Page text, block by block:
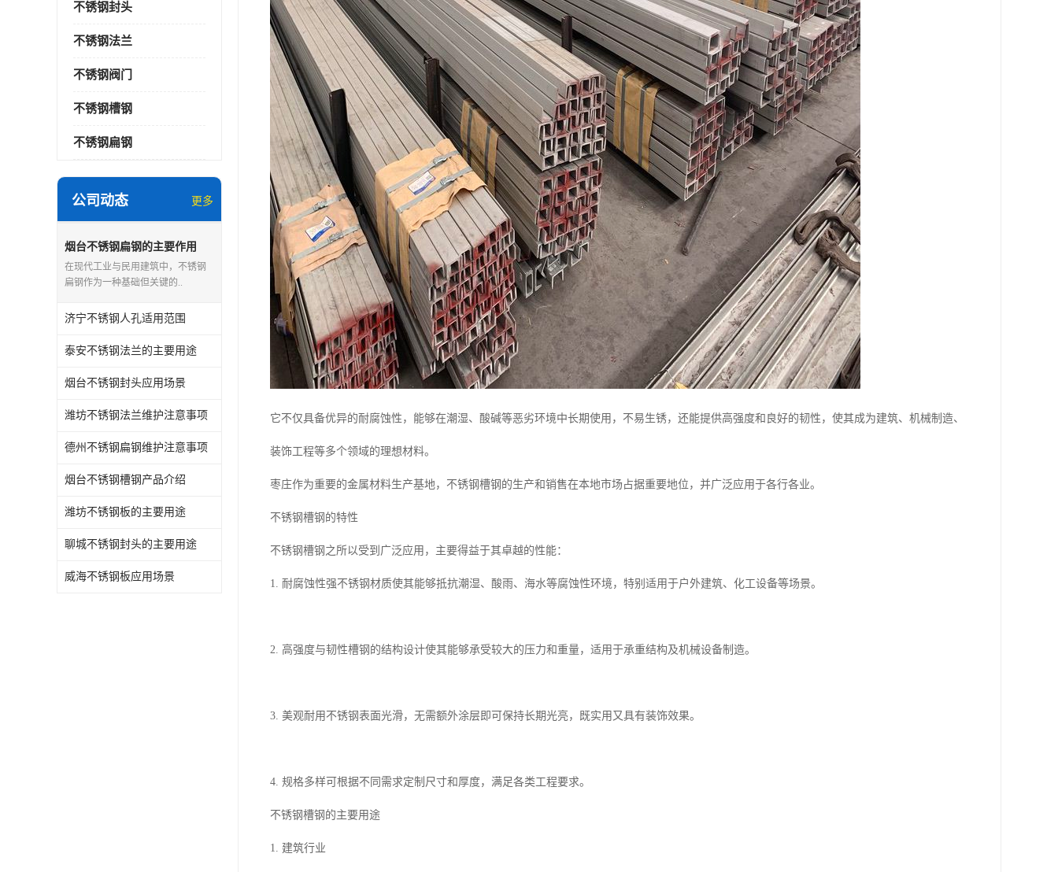
不锈钢封头
不锈钢法兰
不锈钢阀门
不锈钢槽钢
不锈钢扁钢
公司动态 更多
烟台不锈钢扁钢的主要作用
在现代工业与民用建筑中，不锈钢
扁钢作为一种基础但关键的..
济宁不锈钢人孔适用范围
泰安不锈钢法兰的主要用途
烟台不锈钢封头应用场景
潍坊不锈钢法兰维护注意事项
德州不锈钢扁钢维护注意事项
烟台不锈钢槽钢产品介绍
潍坊不锈钢板的主要用途
聊城不锈钢封头的主要用途
威海不锈钢板应用场景
它不仅具备优异的耐腐蚀性，能够在潮湿、酸碱等恶劣环境中长期使用，不易生锈，还能提供高强度和良好的韧性，使其成为建筑、机械制造、
装饰工程等多个领域的理想材料。
枣庄作为重要的金属材料生产基地，不锈钢槽钢的生产和销售在本地市场占据重要地位，并广泛应用于各行各业。
不锈钢槽钢的特性
不锈钢槽钢之所以受到广泛应用，主要得益于其卓越的性能：
1. 耐腐蚀性强不锈钢材质使其能够抵抗潮湿、酸雨、海水等腐蚀性环境，特别适用于户外建筑、化工设备等场景。
2. 高强度与韧性槽钢的结构设计使其能够承受较大的压力和重量，适用于承重结构及机械设备制造。
3. 美观耐用不锈钢表面光滑，无需额外涂层即可保持长期光亮，既实用又具有装饰效果。
4. 规格多样可根据不同需求定制尺寸和厚度，满足各类工程要求。
不锈钢槽钢的主要用途
1. 建筑行业